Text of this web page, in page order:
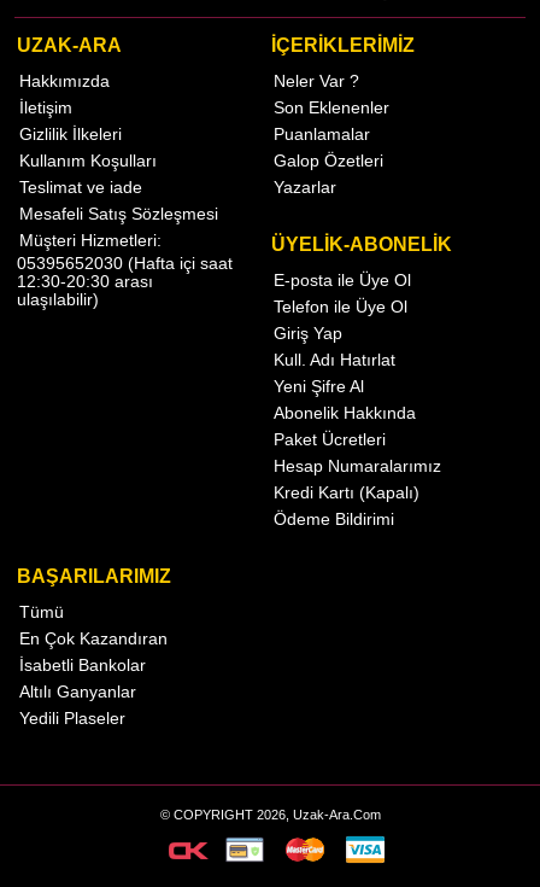
UZAK-ARA
Hakkımızda
İletişim
Gizlilik İlkeleri
Kullanım Koşulları
Teslimat ve iade
Mesafeli Satış Sözleşmesi
Müşteri Hizmetleri:
05395652030 (Hafta içi saat
12:30-20:30 arası
ulaşılabilir)
İÇERİKLERİMİZ
Neler Var ?
Son Eklenenler
Puanlamalar
Galop Özetleri
Yazarlar
ÜYELİK-ABONELİK
E-posta ile Üye Ol
Telefon ile Üye Ol
Giriş Yap
Kull. Adı Hatırlat
Yeni Şifre Al
Abonelik Hakkında
Paket Ücretleri
Hesap Numaralarımız
Kredi Kartı (Kapalı)
Ödeme Bildirimi
BAŞARILARIMIZ
Tümü
En Çok Kazandıran
İsabetli Bankolar
Altılı Ganyanlar
Yedili Plaseler
© COPYRIGHT 2026, Uzak-Ara.Com